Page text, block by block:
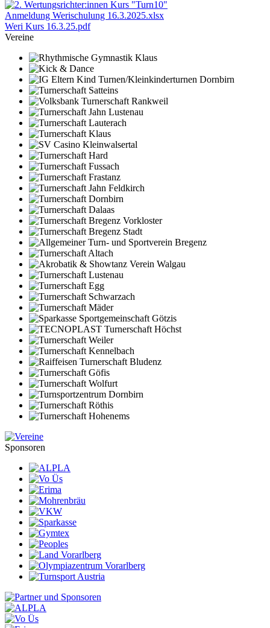
Anmeldung Werischulung 16.3.2025.xlsx
Weri Kurs 16.3.25.pdf
Vereine
Sponsoren